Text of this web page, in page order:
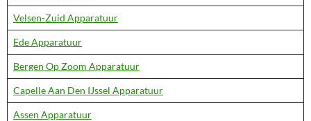
Velsen-Zuid Apparatuur
Ede Apparatuur
Bergen Op Zoom Apparatuur
Capelle Aan Den IJssel Apparatuur
Assen Apparatuur